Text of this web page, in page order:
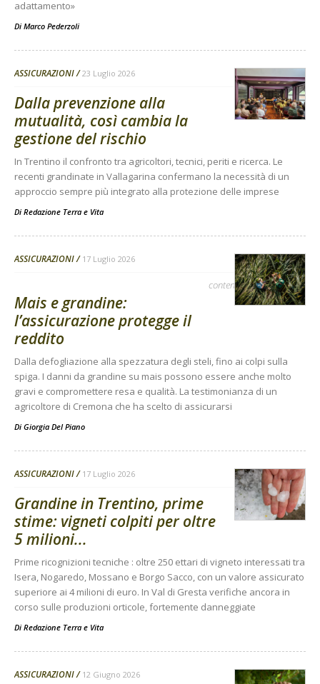
adattamento»
Di Marco Pederzoli
ASSICURAZIONI 23 Luglio 2026
Dalla prevenzione alla
mutualità, così cambia la
gestione del rischio
In Trentino il confronto tra agricoltori, tecnici, periti e ricerca. Le
recenti grandinate in Vallagarina confermano la necessità di un
approccio sempre più integrato alla protezione delle imprese
Di Redazione Terra e Vita
ASSICURAZIONI 17 Luglio 2026
contenuto sponsorizzato
Mais e grandine:
l’assicurazione protegge il
reddito
Dalla defogliazione alla spezzatura degli steli, fino ai colpi sulla
spiga. I danni da grandine su mais possono essere anche molto
gravi e compromettere resa e qualità. La testimonianza di un
agricoltore di Cremona che ha scelto di assicurarsi
Di Giorgia Del Piano
ASSICURAZIONI 17 Luglio 2026
Grandine in Trentino, prime
stime: vigneti colpiti per oltre
5 milioni...
Prime ricognizioni tecniche : oltre 250 ettari di vigneto interessati tra
Isera, Nogaredo, Mossano e Borgo Sacco, con un valore assicurato
superiore ai 4 milioni di euro. In Val di Gresta verifiche ancora in
corso sulle produzioni orticole, fortemente danneggiate
Di Redazione Terra e Vita
ASSICURAZIONI 12 Giugno 2026